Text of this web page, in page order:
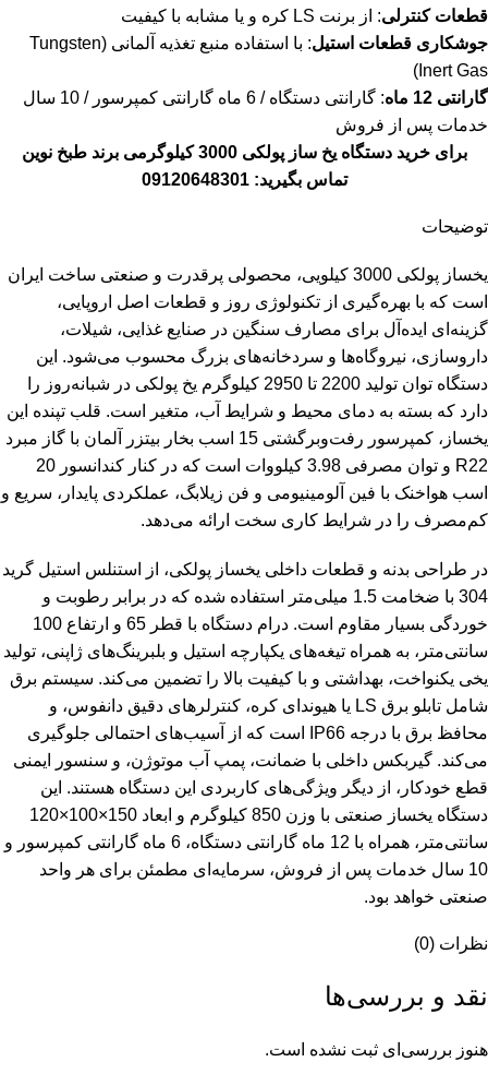
قطعات کنترلی: از برنت LS کره و یا مشابه با کیفیت
جوشکاری قطعات استیل
: با استفاده منبع تغذیه آلمانی (Tungsten
Inert Gas)
گارانتی 12 ماه
: گارانتی دستگاه / 6 ماه گارانتی کمپرسور / 10 سال
خدمات پس از فروش
برای خرید دستگاه یخ ساز پولکی 3000 کیلوگرمی برند طبخ نوین
تماس بگیرید:09120648301
توضیحات
یخساز پولکی 3000 کیلویی، محصولی پرقدرت و صنعتی ساخت ایران
است که با بهره‌گیری از تکنولوژی روز و قطعات اصل اروپایی،
گزینه‌ای ایده‌آل برای مصارف سنگین در صنایع غذایی، شیلات،
داروسازی، نیروگاه‌ها و سردخانه‌های بزرگ محسوب می‌شود. این
دستگاه توان تولید 2200 تا 2950 کیلوگرم یخ پولکی در شبانه‌روز را
دارد که بسته به دمای محیط و شرایط آب، متغیر است. قلب تپنده این
یخساز، کمپرسور رفت‌وبرگشتی 15 اسب بخار بیتزر آلمان با گاز مبرد
R22 و توان مصرفی 3.98 کیلووات است که در کنار کندانسور 20
اسب هواخنک با فین آلومینیومی و فن زیلابگ، عملکردی پایدار، سریع و
کم‌مصرف را در شرایط کاری سخت ارائه می‌دهد.
در طراحی بدنه و قطعات داخلی یخساز پولکی، از استنلس استیل گرید
304 با ضخامت 1.5 میلی‌متر استفاده شده که در برابر رطوبت و
خوردگی بسیار مقاوم است. درام دستگاه با قطر 65 و ارتفاع 100
سانتی‌متر، به همراه تیغه‌های یکپارچه استیل و بلبرینگ‌های ژاپنی، تولید
یخی یکنواخت، بهداشتی و با کیفیت بالا را تضمین می‌کند. سیستم برق
شامل تابلو برق LS یا هیوندای کره، کنترلرهای دقیق دانفوس، و
محافظ برق با درجه IP66 است که از آسیب‌های احتمالی جلوگیری
می‌کند. گیربکس داخلی با ضمانت، پمپ آب موتوژن، و سنسور ایمنی
قطع خودکار، از دیگر ویژگی‌های کاربردی این دستگاه هستند. این
دستگاه یخساز صنعتی
با وزن 850 کیلوگرم و ابعاد 150×100×120
سانتی‌متر، همراه با 12 ماه گارانتی دستگاه، 6 ماه گارانتی کمپرسور و
10 سال خدمات پس از فروش، سرمایه‌ای مطمئن برای هر واحد
صنعتی خواهد بود.
نظرات (0)
نقد و بررسی‌ها
هنوز بررسی‌ای ثبت نشده است.